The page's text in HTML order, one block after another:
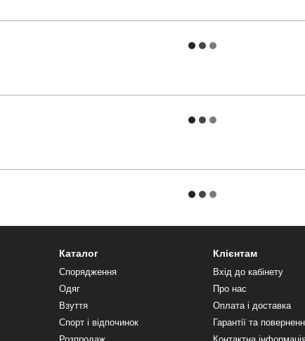
Каталог
Спорядження
Одяг
Взуття
Спорт і відпочинок
Клієнтам
Вхід до кабінету
Про нас
Оплата і доставка
Гарантії та